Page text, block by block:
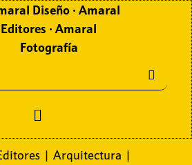
Inicio
Amaral Editores
| Arquitectura |